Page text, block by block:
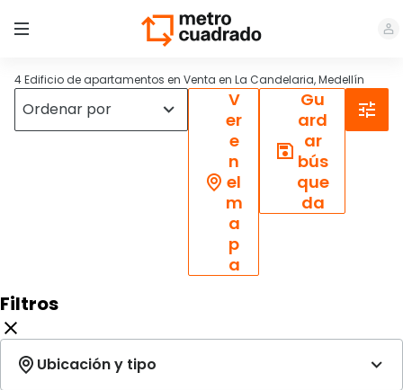
4 Edificio de apartamentos en Venta en La Candelaria, Medellín
V
er
e
n
el
m
a
p
a
Gu
ard
ar
bús
que
da
Filtros